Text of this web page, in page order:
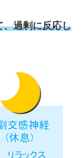
、過剰に反応し